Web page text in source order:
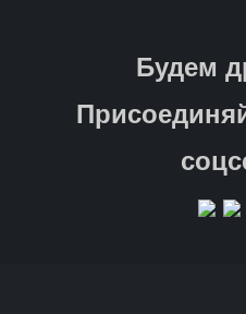
Будем